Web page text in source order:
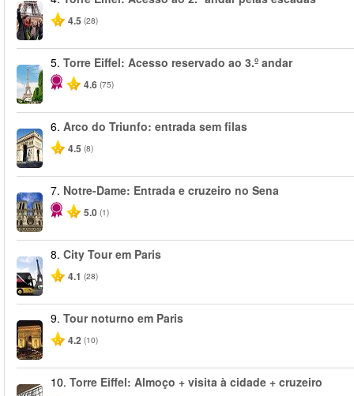
4.5 (28)
5. Torre Eiffel: Acesso reservado ao 3.º andar
4.6 (75)
6. Arco do Triunfo: entrada sem filas
4.5 (8)
7. Notre-Dame: Entrada e cruzeiro no Sena
5.0 (1)
8. City Tour em Paris
4.1 (28)
9. Tour noturno em Paris
4.2 (10)
10. Torre Eiffel: Almoço + visita à cidade + cruzeiro